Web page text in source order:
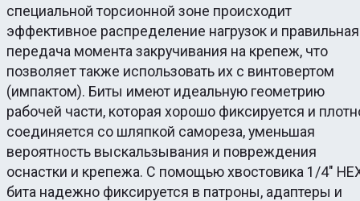
специальной торсионной зоне происходит
эффективное распределение нагрузок и правильная
передача момента закручивания на крепеж, что
позволяет также использовать их с винтовертом
(импактом). Биты имеют идеальную геометрию
рабочей части, которая хорошо фиксируется и
соединяется со шляпкой самореза, уменьшая
вероятность выскальзывания и повреждения
оснастки и крепежа. С помощью хвостовика 1/4″
бита надежно фиксируется в патроны, адаптеры и